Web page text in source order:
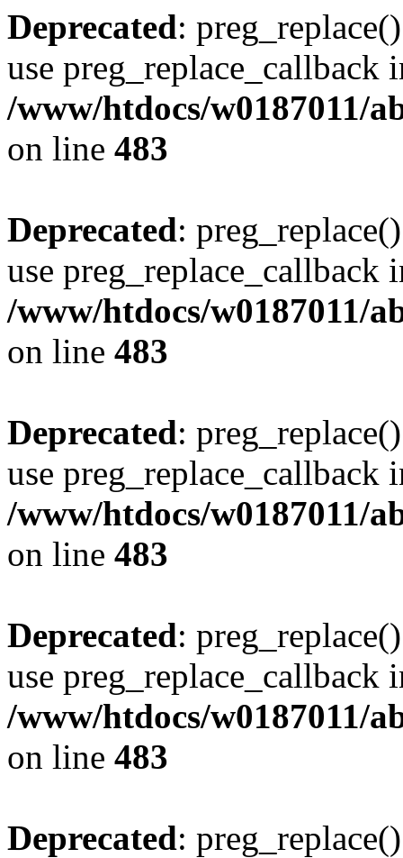
Deprecated:
use preg_replace_callback
/www/htdocs/w0187011/
on line 483
Deprecated:
use preg_replace_callback
/www/htdocs/w0187011/
on line 483
Deprecated:
use preg_replace_callback
/www/htdocs/w0187011/
on line 483
Deprecated:
use preg_replace_callback
/www/htdocs/w0187011/
on line 483
Deprecated: